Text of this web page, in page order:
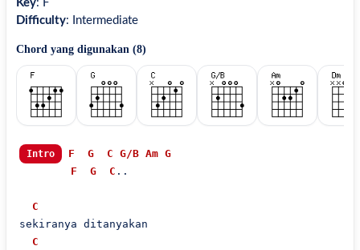
Key: F
Difficulty: Intermediate
Chord yang digunakan (8)
Intro F G C G/B Am G
F
G C ..
C
sekiranya ditanyakan
C